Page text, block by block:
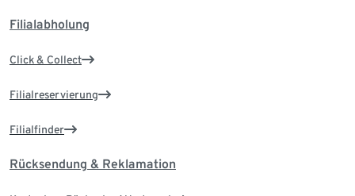
Filialabholung
Click & Collect
Filialreservierung
Filialfinder
Rücksendung & Reklamation